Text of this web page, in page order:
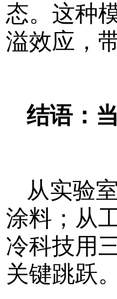
态。这种
溢效应，
结语：
从实验
涂料；从
冷科技用
关键跳跃。